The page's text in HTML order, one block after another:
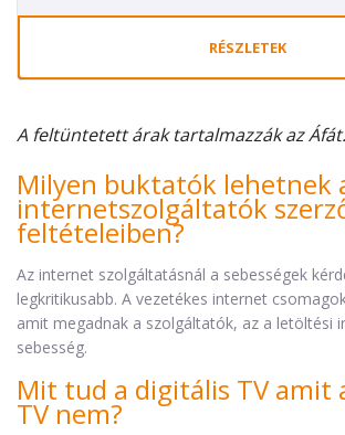
RÉSZLETEK
A feltüntetett árak tartalmazzák az Áfát.
Milyen buktatók lehetnek
internetszolgáltatók
feltételeiben?
Az internet szolgáltatásnál a sebességek
legkritikusabb. A vezetékes internet
amit megadnak a szolgáltatók, az a letöltési
sebesség.
Mit tud a digitális TV amit
TV nem?